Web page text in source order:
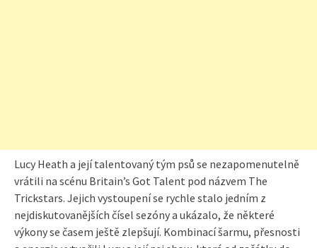
Lucy Heath a její talentovaný tým psů se nezapomenutelně
vrátili na scénu Britain’s Got Talent pod názvem The
Trickstars. Jejich vystoupení se rychle stalo jedním z
nejdiskutovanějších čísel sezóny a ukázalo, že některé
výkony se časem ještě zlepšují. Kombinací šarmu, přesnosti